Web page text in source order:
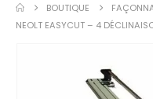
BOUTIQUE
NEOLT EASYCUT – 4